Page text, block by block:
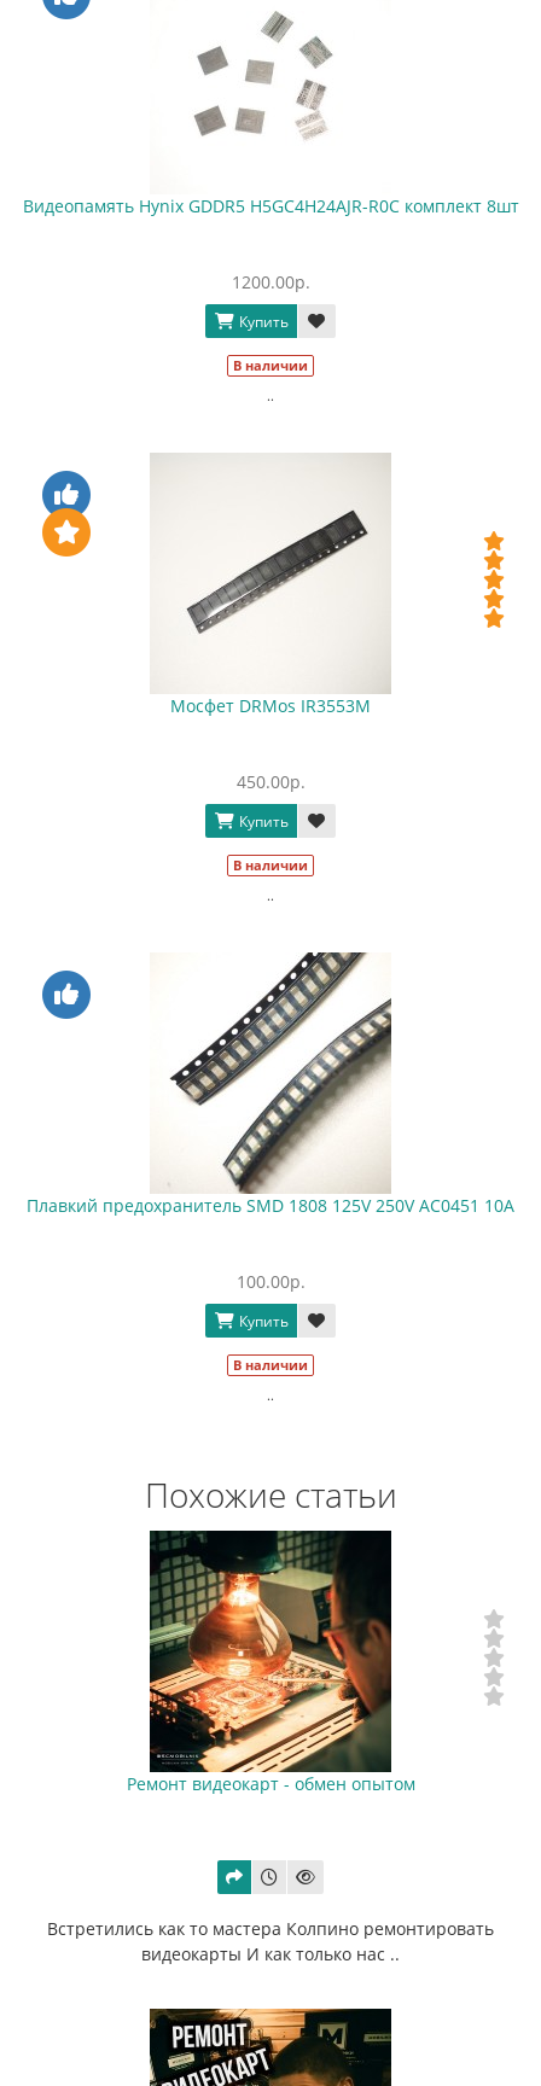
Видеопамять Hynix GDDR5 H5GC4H24AJR-R0C комплект 8шт
1200.00р.
Купить
В наличии
..
Мосфет DRMos IR3553M
450.00р.
Купить
В наличии
..
Плавкий предохранитель SMD 1808 125V 250V AC0451 10А
100.00р.
Купить
В наличии
..
Похожие статьи
Ремонт видеокарт - обмен опытом
Встретились как то мастера Колпино ремонтировать
видеокарты И как только нас ..